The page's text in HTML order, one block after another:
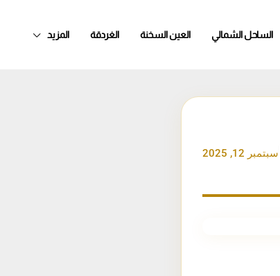
الساحل الشمالي العين السخنة الغردقة المزيد
سبتمبر 12, 2025